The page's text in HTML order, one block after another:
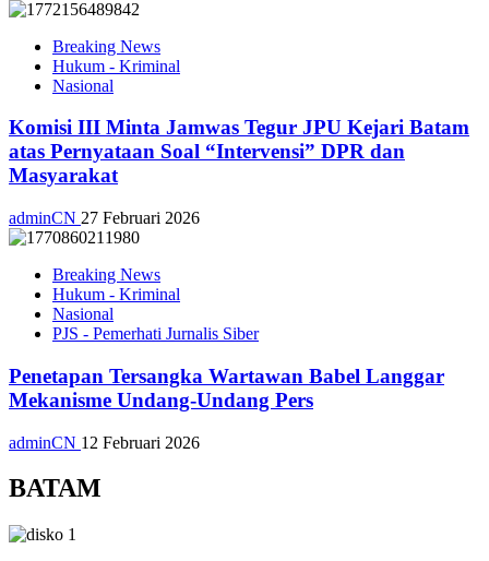
Breaking News
Hukum - Kriminal
Nasional
Komisi III Minta Jamwas Tegur JPU Kejari Batam
atas Pernyataan Soal “Intervensi” DPR dan
Masyarakat
adminCN 27 Februari 2026
Breaking News
Hukum - Kriminal
Nasional
PJS - Pemerhati Jurnalis Siber
Penetapan Tersangka Wartawan Babel Langgar
Mekanisme Undang-Undang Pers
adminCN 12 Februari 2026
BATAM